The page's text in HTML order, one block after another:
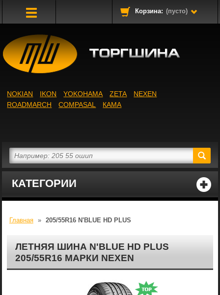
Корзина: (пусто)
КАТЕГОРИИ
NOKIAN IKON YOKOHAMA ZETA
NEXEN
ROADMARCH
COMPASAL КАМА
Главная » 205/55R16 N'BLUE HD PLUS
ЛЕТНЯЯ ШИНА N'BLUE HD PLUS
205/55R16 МАРКИ NEXEN